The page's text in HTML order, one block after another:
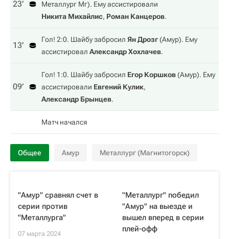
23‎’‎
Металлург Мг). Ему ассистировали
Никита Михайлис, Роман Канцеров.
13‎’‎
Гол! 2:0. Шайбу забросил Ян Дрозг(Амур). Ему
ассистировал Александр Хохлачев.
09‎’‎
Гол! 1:0. Шайбу забросил Егор Коршков(Амур). Ему
ассистировали Евгений Кулик,
Александр Брынцев.
Матч начался
Общее Амур Металлург (Магнитогорск)
"Амур" сравнял счет в
серии против
"Металлурга"
07 марта 2024
"Металлург" победил
"Амур" на выезде и
вышел вперед в серии
плей-офф